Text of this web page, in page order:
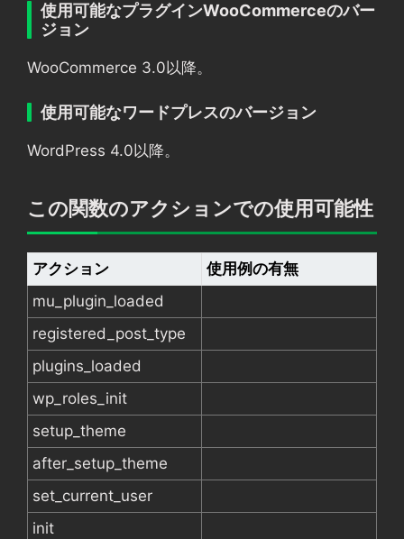
使用可能なプラグインWooCommerceのバー
ジョン
WooCommerce 3.0以降。
使用可能なワードプレスのバージョン
WordPress 4.0以降。
この関数のアクションでの使用可能性
アクション
使用例の有無
mu_plugin_loaded
registered_post_type
plugins_loaded
wp_roles_init
setup_theme
after_setup_theme
set_current_user
init